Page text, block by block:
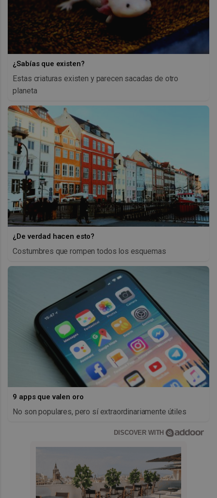
¿Sabías que existen?
Estas criaturas existen y parecen sacadas de otro
planeta
¿De verdad hacen esto?
Costumbres que rompen todos los esquemas
9 apps que valen oro
No son populares, pero sí extraordinariamente útiles
DISCOVER WITH